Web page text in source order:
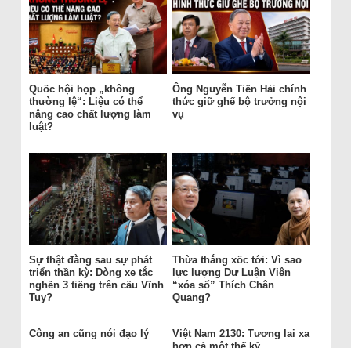
Quốc hội họp „không
thường lệ“: Liệu có thể
nâng cao chất lượng làm
luật?
Ông Nguyễn Tiến Hải chính
thức giữ ghế bộ trưởng nội
vụ
Sự thật đằng sau sự phát
triển thần kỳ: Dòng xe tắc
nghẽn 3 tiếng trên cầu Vĩnh
Tuy?
Thừa thắng xốc tới: Vì sao
lực lượng Dư Luận Viên
“xóa sổ” Thích Chân
Quang?
Công an cũng nói đạo lý
Việt Nam 2130: Tương lai xa